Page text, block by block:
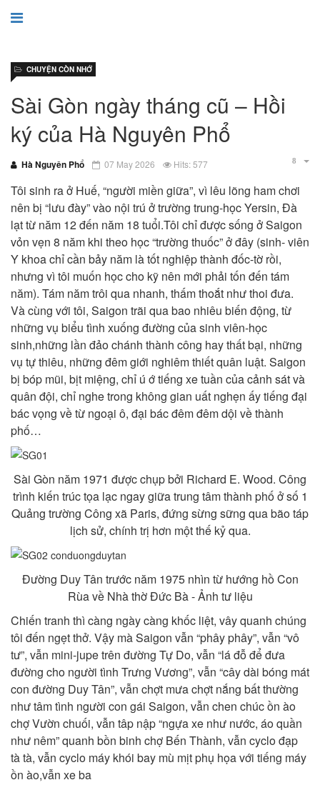
Sài Gòn ngày tháng cũ – Hồi
ký của Hà Nguyên Phổ
Hà Nguyên Phổ
CHUYỆN CÒN NHỚ
07 May 2026 Hits: 577
Tôi sinh ra ở Huế, “người miền giữa”, vì lêu lõng ham chơi
nên bị “lưu đày” vào nội trú ở trường trung-học Yersin, Đà
lạt từ năm 12 đến năm 18 tuổi.Tôi chỉ được sống ở Saigon
vỏn vẹn 8 năm khi theo học “trường thuốc” ở đây (sinh- viên
Y khoa chỉ cần bảy năm là tốt nghiệp thành đốc-tờ rồi,
nhưng vì tôi muốn học cho kỹ nên mới phải tốn đến tám
năm). Tám năm trôi qua nhanh, thấmthoắt như thoi đưa.
Và cùng với tôi, Saigon trãi qua bao nhiêu biến động, từ
những vụ biểu tình xuống đường của sinh viên-học
sinh,những lần đảo chánh thành công hay thất bại, những
vụ tự thiêu, những đêm giới nghiêm thiết quân luật. Saigon
bị bóp mũi, bịt miệng, chỉ ú ớ tiếng xe tuần của cảnh sát và
quân đội, chỉ nghe trong không gian uất nghẹn ấy tiếng đại
bác vọng về từ ngoại ô, đại bác đêm đêm dội về thành
phố…
Sài Gòn năm 1971 được chụp bởi Richard E. Wood. Công
trình kiến trúc tọa lạc ngay giữa trung tâm thành phố ở số 1
Quảng trường Công xã Paris, đứng sừng sững qua bão táp
lịch sử, chính trị hơn một thế kỷ qua.
Đường Duy Tân trước năm 1975 nhìn từ hướng hồ Con
Rùa về Nhà thờ Đức Bà - Ảnh tư liệu
Chiến tranh thì càng ngày càng khốc liệt, vây quanh chúng
tôi đến ngẹt thở. Vậy mà Saigon vẫn “phây phây”, vẫn “vô
tư”, vẫn mini-jupe trên đường Tự Do, vẫn “lá đỗ để đưa
đường cho người tình Trưng Vương”, vẫn “cây dài bóng mát
con đường Duy Tân”, vẫn chợt mưa chợt nắng bất thường
như tâm tình người con gái Saigon, vẫn chen chúc ồn ào
chợ Vườn chuối, vẫn tâp nập “ngựa xe như nước, áo quần
như nêm” quanh bồn binh chợ Bến Thành, vẫn cyclo đạp
tà tà, vẫn cyclo máy khói bay mù mịt phụ họa với tiếng máy
ồn ào,vẫn xe ba